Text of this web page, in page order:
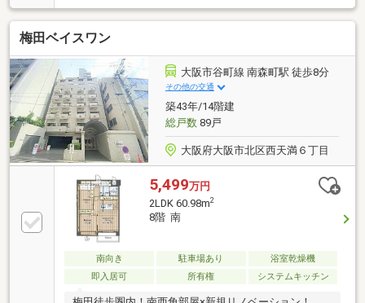
す！
梅田ベイスワン
大阪市谷町線 南森町駅 徒歩8分
その他の交通
築43年/14階建
総戸数89戸
大阪府大阪市北区西天満６丁目
5,499万円
2LDK 60.98m2
8階 南
南向き 駐車場あり
浴室乾燥機
即入居可
所有権 システムキッチン